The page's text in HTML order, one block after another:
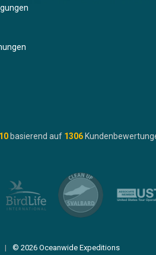
basierend auf 1306
© 2026 Oceanwide Expeditions